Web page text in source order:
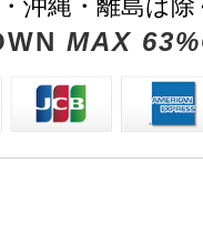
・沖縄・離島は
MAX